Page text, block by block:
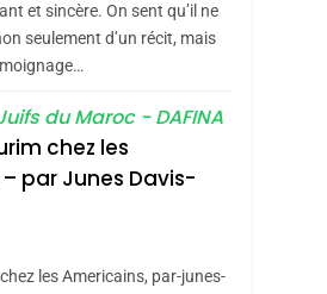
: Les Amandes
Tafraout, Le Miel
Tadla Azilal
Produits
Terroir
MAROC
Ravageur –
et sincère. On sent qu’il ne
seulement d’un récit, mais
du Maroc - DAFINA
chez les
par Junes Davis-
les Americains, par-junes-